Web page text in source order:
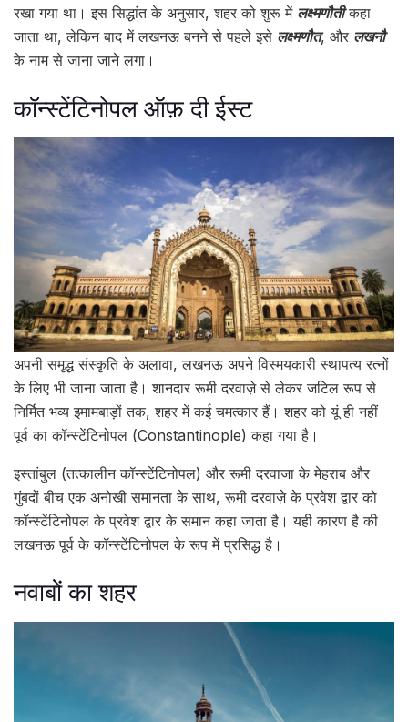
रखा गया था। इस सिद्धांत के अनुसार, शहर को शुरू में लक्ष्मणौतीकहा
जाता था, लेकिन बाद में लखनऊ बनने से पहले इसे लक्ष्मणौत, और लखनौ
के नाम से जाना जाने लगा।
कॉन्स्टेंटिनोपल ऑफ़ दी ईस्ट
अपनी समृद्ध संस्कृति के अलावा, लखनऊ अपने विस्मयकारी स्थापत्य रत्नों
के लिए भी जाना जाता है। शानदार रूमी दरवाज़े से लेकर जटिल रूप से
निर्मित भव्य इमामबाड़ों तक, शहर में कई चमत्कार हैं। शहर को यूं ही नहीं
पूर्व का कॉन्स्टेंटिनोपल (Constantinople) कहा गया है।
इस्तांबुल (तत्कालीन कॉन्स्टेंटिनोपल) और रूमी दरवाजा के मेहराब और
गुंबदों बीच एक अनोखी समानता के साथ, रूमी दरवाज़े के प्रवेश द्वार को
कॉन्स्टेंटिनोपल के प्रवेश द्वार के समान कहा जाता है। यही कारण है की
लखनऊ पूर्व के कॉन्स्टेंटिनोपल के रूप में प्रसिद्ध है।
नवाबों का शहर